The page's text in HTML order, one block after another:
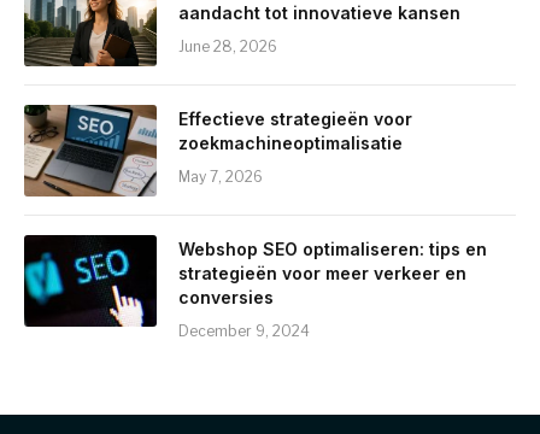
aandacht tot innovatieve kansen
June 28, 2026
Effectieve strategieën voor
zoekmachineoptimalisatie
May 7, 2026
Webshop SEO optimaliseren: tips en
strategieën voor meer verkeer en
conversies
December 9, 2024